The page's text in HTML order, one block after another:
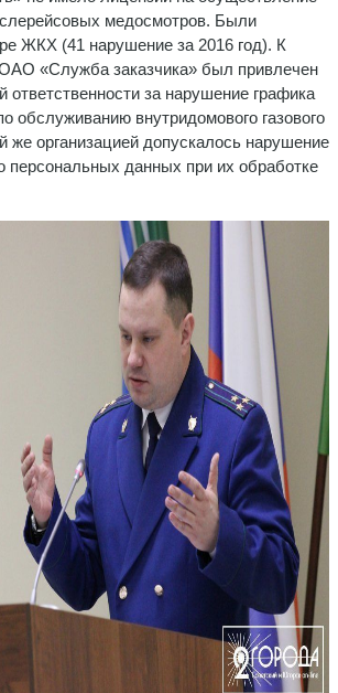
медосмотров. Были
ЖКХ (41 нарушение за 2016 год). К
«Служба заказчика» был привлечен
ответственности за нарушение графика
обслуживанию внутридомового газового
же организацией допускалось нарушение
персональных данных при их обработке